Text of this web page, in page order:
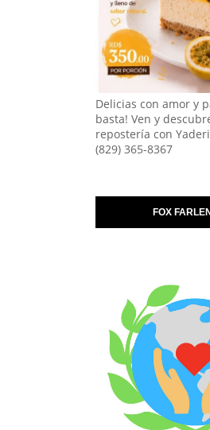
Delicias con amor y
basta! Ven y
repostería con
(829) 365-8367
FOX